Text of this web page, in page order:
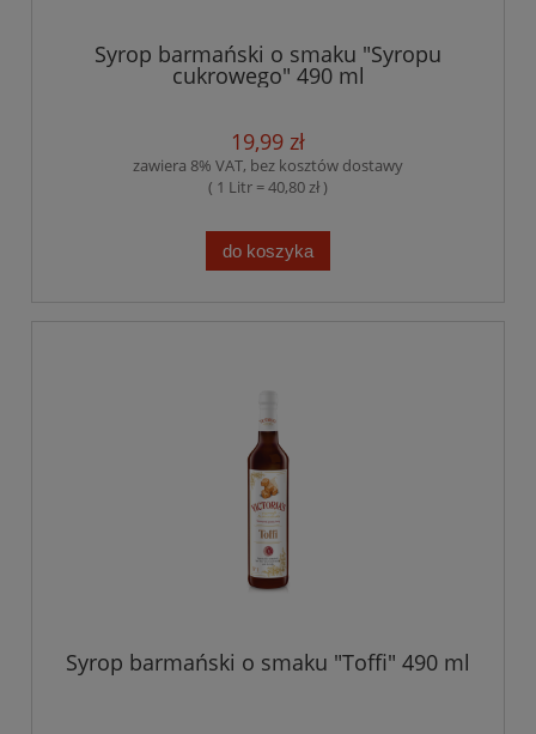
Syrop barmański o smaku "Syropu
cukrowego" 490 ml
19,99 zł
zawiera 8% VAT, bez kosztów dostawy
( 1 Litr = 40,80 zł )
do koszyka
Syrop barmański o smaku "Toffi" 490 ml